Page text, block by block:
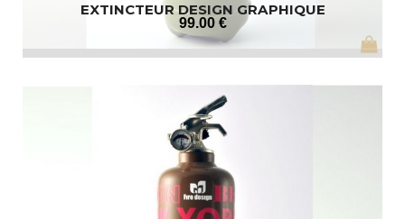
EXTINCTEUR DESIGN GRAPHIQUE
99.00 €